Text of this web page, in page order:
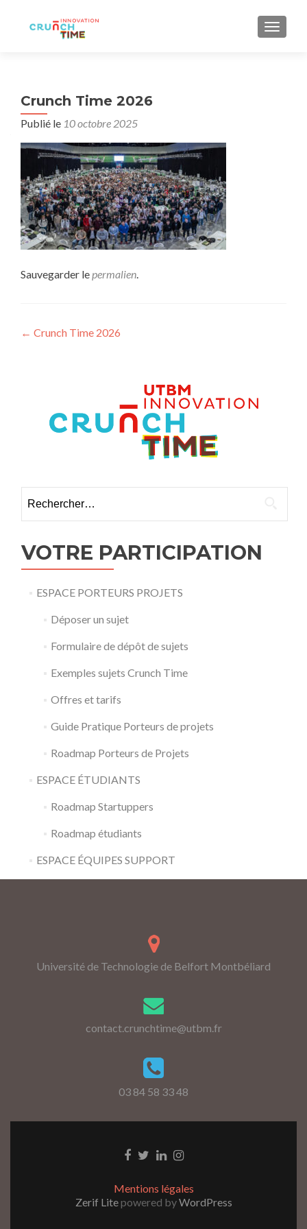
Crunch Time 2026
Publié le 10 octobre 2025
Sauvegarder lepermalien.
Navigation
← Crunch Time 2026
VOTRE PARTICIPATION
ESPACE PORTEURS PROJETS
Déposer un sujet
Formulaire de dépôt de sujets
Exemples sujets Crunch Time
Offres et tarifs
Guide Pratique Porteurs de projets
Roadmap Porteurs de Projets
ESPACE ÉTUDIANTS
Roadmap Startuppers
Roadmap étudiants
ESPACE ÉQUIPES SUPPORT
Université de Technologie de Belfort Montbéliard
contact.crunchtime@utbm.fr
03 84 58 33 48
Go Go Go Go
Mentions légales
Zerif Litepowered byWordPress